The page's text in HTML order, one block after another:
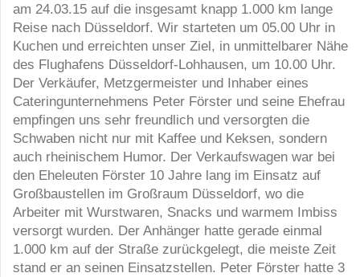
am 24.03.15 auf die insgesamt knapp 1.000 km lange
Reise nach Düsseldorf. Wir starteten um 05.00 Uhr in
Kuchen und erreichten unser Ziel, in unmittelbarer Nähe
des Flughafens Düsseldorf-Lohhausen, um 10.00 Uhr.
Der Verkäufer, Metzgermeister und Inhaber eines
Cateringunternehmens Peter Förster und seine Ehefrau
empfingen uns sehr freundlich und versorgten die
Schwaben nicht nur mit Kaffee und Keksen, sondern
auch rheinischem Humor. Der Verkaufswagen war bei
den Eheleuten Förster 10 Jahre lang im Einsatz auf
Großbaustellen im Großraum Düsseldorf, wo die
Arbeiter mit Wurstwaren, Snacks und warmem Imbiss
versorgt wurden. Der Anhänger hatte gerade einmal
1.000 km auf der Straße zurückgelegt, die meiste Zeit
stand er an seinen Einsatzstellen. Peter Förster hatte 3